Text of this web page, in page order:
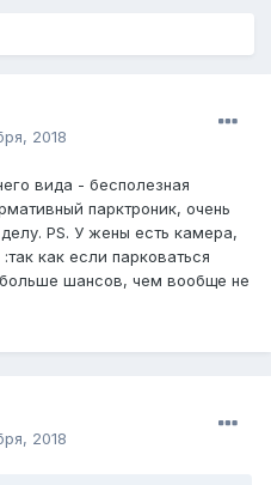
2018
вида - бесполезная
парктроник, очень
PS. У жены есть камера,
как если парковаться
шансов, чем вообще не
2018